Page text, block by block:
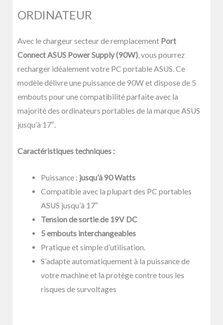
COMPATIBLE
90W
ORDINATEUR
Avec le chargeur secteur de remplacement Port
Connect ASUS Power Supply (90W), vous pourrez
recharger idéalement votre PC portable ASUS. Ce
modèle délivre une puissance de 90W et dispose de 5
embouts pour une compatibilité parfaite avec la
majorité des ordinateurs portables de la marque ASUS
jusqu’à 17″.
Caractéristiques techniques :
Puissance : jusqu’à 90 Watts
Compatible avec la plupart des PC portables
ASUS jusqu’à 17″
Tension de sortie de 19V DC
5 embouts interchangeables
Pratique et simple d’utilisation.
S’adapte automatiquement à la puissance de
votre machine et la protège contre tous les
risques de survoltages